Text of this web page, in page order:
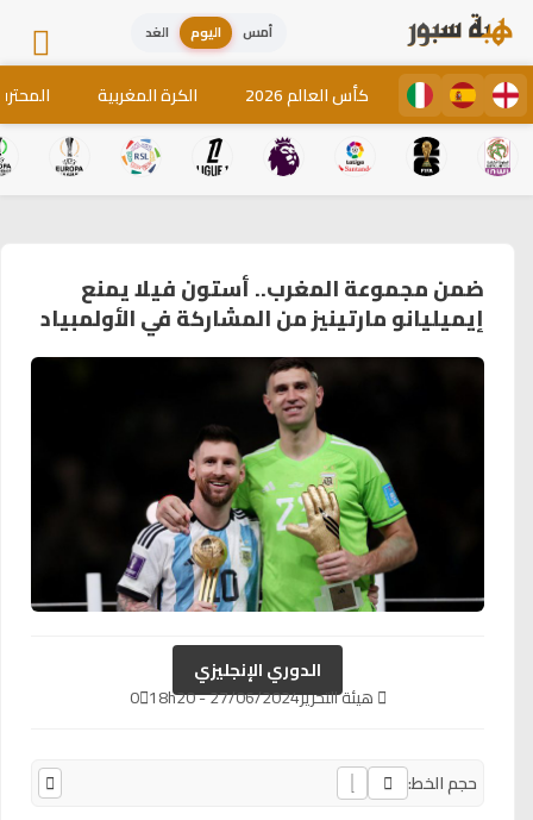
أمس اليوم الغد
كأس العالم 2026 الكرة المغربية
ضمن مجموعة المغرب.. أستون فيلا يمنع
إيميليانو مارتينيز من المشاركة في الأولمبياد
الدوري الإنجليزي
هيئة التحرير27/06/2024 - 18h20
0
حجم الخط: